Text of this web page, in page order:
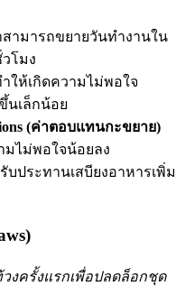
สามารถขยายวันทำงานใน
โมง
ให้เกิดความไม่พอใจ
นเล็กน้อย
(ค่าตอบแทนกะขยาย)
มไม่พอใจน้อยลง
บประทานเสบียงอาหารเพิ่ม
งครั้งแรกเพื่อปลดล็อกชุด